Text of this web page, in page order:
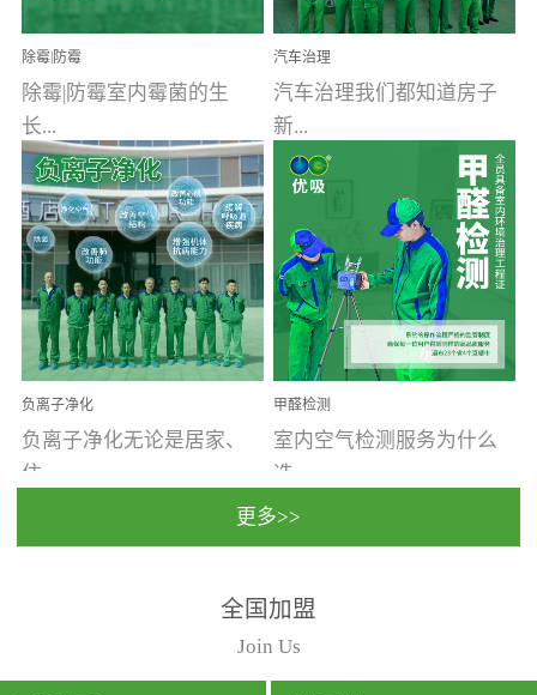
首的室内...
液来说，无...
除霉|防霉
除霉|防霉室内霉菌的生
长...
受温度、湿度、基质养
分、通风四个条件影响，
温暖潮湿、营养物质多、
通风缓慢的空间最易滋生
大量霉菌的...
汽车治理
汽车治理我们都知道房子
新...
装修完会有甲醛，其实汽
车的甲醛超标问题更为严
重。汽车的空间范围小，
配件、皮具、装饰多，这
些都是汽...
负离子净化
负离子净化无论是居家、
住...
动，人类长时间停留的室
内空间都有整体消毒的需
要。因为空间内人流携带
甲醛检测
室内空气检测服务为什么
选...
行国家规定的标准检测方
法，空气采样量准确，检
测结果可靠，远胜于其他
更多>>
全国加盟
Join Us